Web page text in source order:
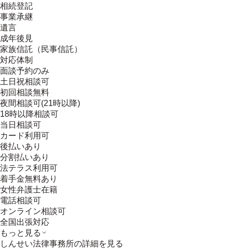
相続登記
事業承継
遺言
成年後見
家族信託（民事信託）
対応体制
面談予約のみ
土日祝相談可
初回相談無料
夜間相談可(21時以降)
18時以降相談可
当日相談可
カード利用可
後払いあり
分割払いあり
法テラス利用可
着手金無料あり
女性弁護士在籍
電話相談可
オンライン相談可
全国出張対応
もっと見る
しんせい法律事務所の詳細を見る